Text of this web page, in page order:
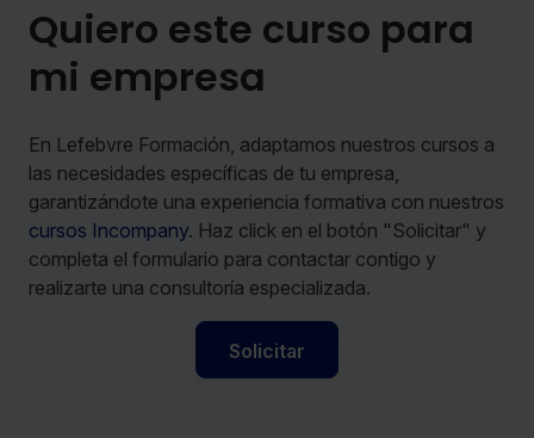
Quiero este curso para
mi empresa
En Lefebvre Formación, adaptamos nuestros cursos a
las necesidades específicas de tu empresa,
garantizándote una experiencia formativa con nuestros
cursos Incompany. Haz click en el botón "Solicitar" y
completa el formulario para contactar contigo y
realizarte una consultoría especializada.
Solicitar